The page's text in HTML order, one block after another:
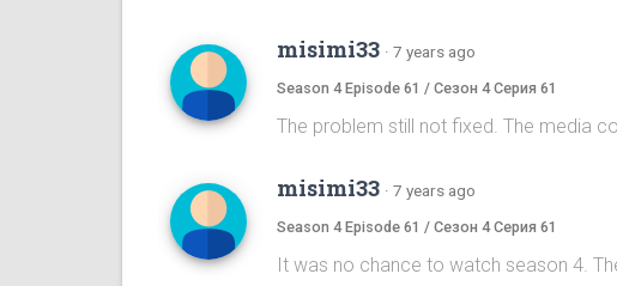
misimi33 · 7 years ago
Season 4 Episode 61 / Сезон 4 Серия 61
The problem still not fixed. The media
misimi33 · 7 years ago
Season 4 Episode 61 / Сезон 4 Серия 61
It was no chance to watch season 4.